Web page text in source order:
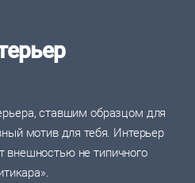
ставшим образцом для
мотив для тебя. Интерьер
внешностью не типичного